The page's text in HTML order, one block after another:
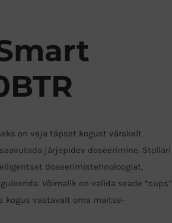
on vaja täpset kogust värskelt
järjepidev doseerimine. Stollari
doseerimistehnoloogiat,
Võimalik on valida seade “cups”
kogus vastavalt oma maitse-